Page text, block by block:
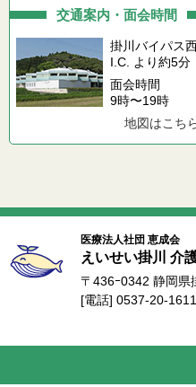
交通案内・面会時間
掛川バイパス
I.C. より約5分
面会時間
9時〜19時
地図はこち
医療法人社団 恵成会
えいせい掛川 介
〒436ｰ0342 静岡県
[電話] 0537-20-